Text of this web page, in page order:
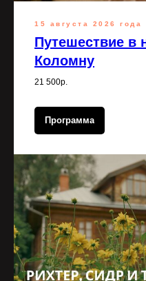
15 августа 2026 года
Путешествие в
Коломну
21 500р.
Программа